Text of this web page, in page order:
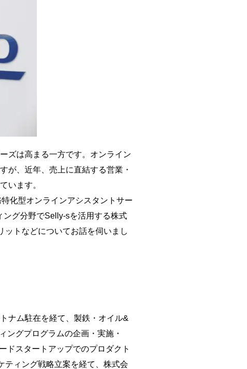
ズは高まる一方です。オンライン
が、近年、売上に直結する営業・
います。
化型オンラインアシスタントサー
グ分野でSelly-sを活用する株式
トなどについてお話を伺いまし
ナム駐在を経て、製鉄・オイル&
ングプログラムの企画・実施・
ドスタートアップでのプロダクト
ティング戦略立案を経て、株式会